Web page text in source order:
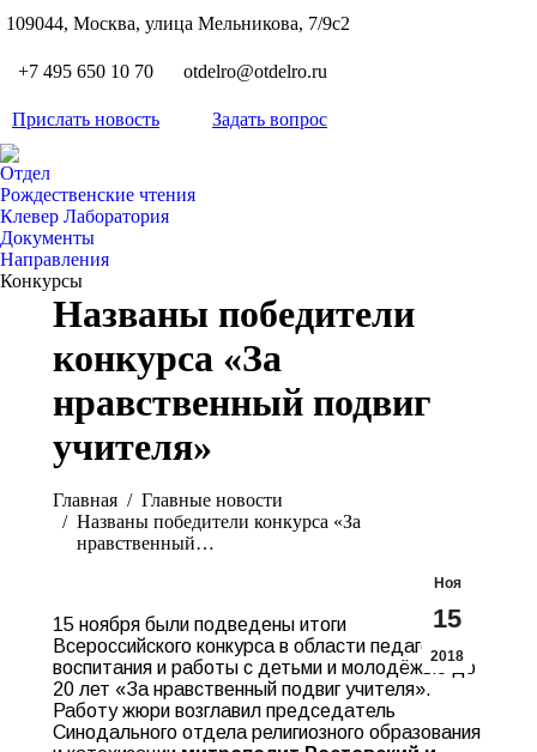
109044, Москва, улица Мельникова, 7/9с2
+7 495 650 10 70 otdelro@otdelro.ru
Прислать новость Задать вопрос
Отдел
Рождественские чтения
Клевер Лаборатория
Документы
Направления
Конкурсы
Названы победители
конкурса «За
нравственный подвиг
учителя»
Главная
Главные новости
Названы победители конкурса «За
нравственный…
Ноя
15
2018
15 ноября были подведены итоги
Всероссийского конкурса в области педагогики,
воспитания и работы с детьми и молодёжью до
20 лет «За нравственный подвиг учителя».
Работу жюри возглавил председатель
Синодального отдела религиозного образования